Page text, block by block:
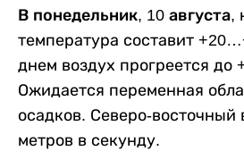
В понедельник, 10 августа,
температура составит
днем воздух прогреется до
Ожидается переменная
осадков. Северо-восточный
метров в секунду.